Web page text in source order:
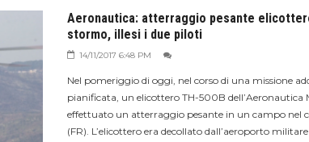
Aeronautica: atterraggio pesante
stormo, illesi i due piloti
14/11/2017 6:48 PM
Nel pomeriggio di oggi, nel corso di una missione
pianificata, un elicottero TH-500B dell’Aeronautica
effettuato un atterraggio pesante in un campo nel
(FR). L’elicottero era decollato dall’aeroporto